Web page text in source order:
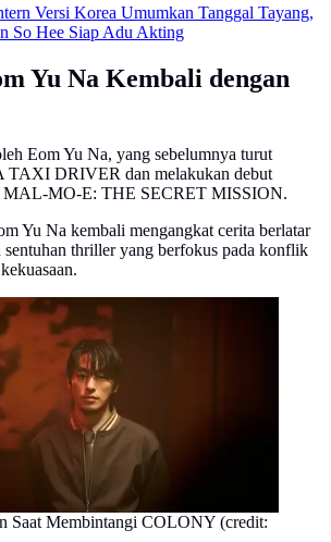
Versi Korea Umumkan Tanggal Tayang,
So Hee Siap Adu Akting
Yu Na Kembali dengan
Eom Yu Na, yang sebelumnya turut
TAXI DRIVER dan melakukan debut
MAL-MO-E: THE SECRET MISSION.
Yu Na kembali mengangkat cerita berlatar
sentuhan thriller yang berfokus pada konflik
Saat Membintangi COLONY (credit: